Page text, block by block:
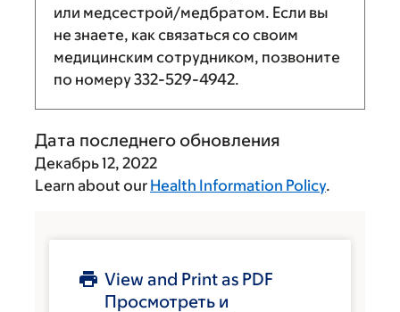
или медсестрой/медбратом. Если вы
не знаете, как связаться со своим
медицинским сотрудником, позвоните
по номеру332-529-4942.
Дата последнего обновления
Декабрь 12, 2022
Learn about our Health Information Policy.
View and Print as PDF
Просмотреть и